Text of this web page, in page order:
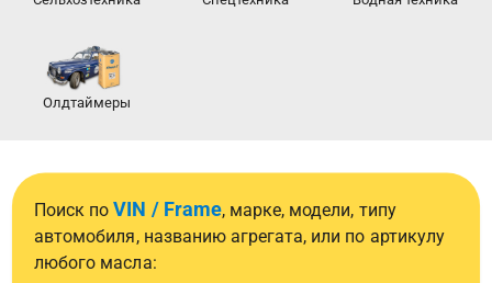
Олдтаймеры
Поиск поVIN / Frame, марке, модели, типу
автомобиля, названию агрегата, или по артикулу
любого масла: